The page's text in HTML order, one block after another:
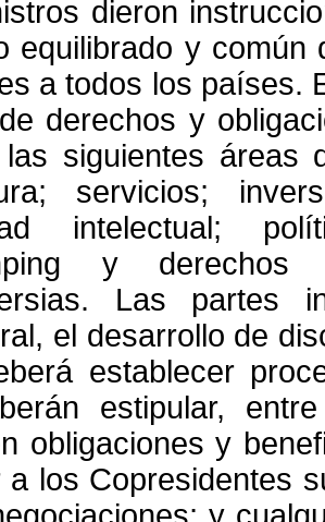
dieron
equilibrado y
a todos los países.
derechos y
siguientes áreas
servicios;
intelectual;
y
Las partes
el desarrollo de
establecer
estipular,
obligaciones y
a los Copresidentes